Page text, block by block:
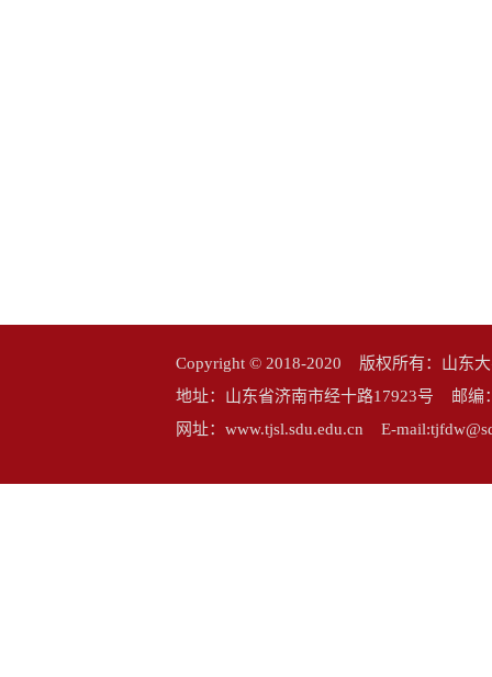
Copyright © 2018-2020 版权所有：山东
地址：山东省济南市经十路17923号 邮
网址：www.tjsl.sdu.edu.cn E-